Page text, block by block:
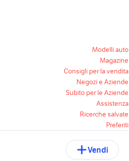
Modelli auto
Magazine
Consigli per la vendita
Negozi e Aziende
Subito per le Aziende
Assistenza
Ricerche salvate
Preferiti
Vendi